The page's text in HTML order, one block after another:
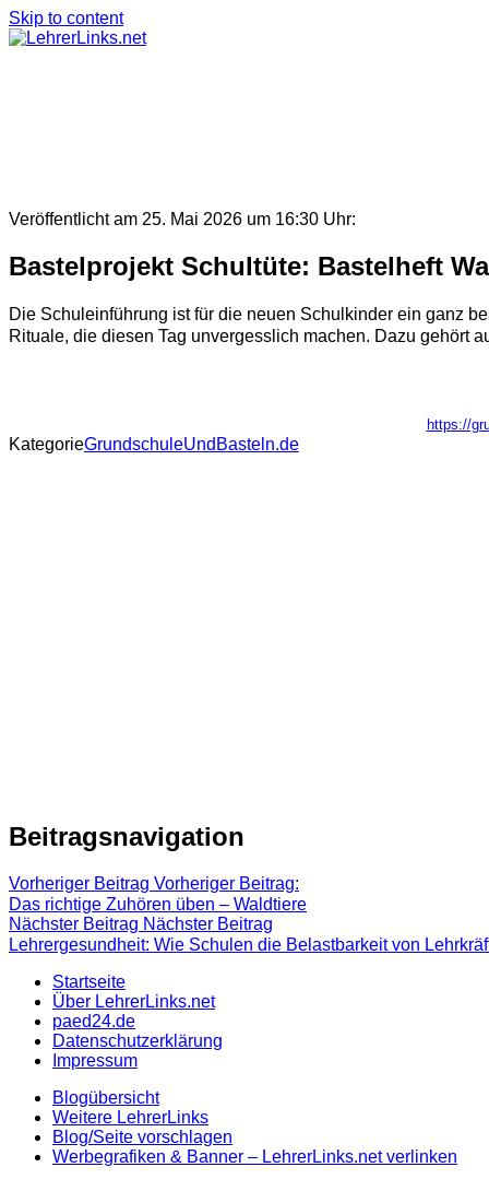
Skip to content
Veröffentlicht am 25. Mai 2026 um 16:30 Uhr:
Bastelprojekt Schultüte: Bastelheft
Die Schuleinführung ist für die neuen Schulkinder ein ganz
Rituale, die diesen Tag unvergesslich machen. Dazu gehört
https://
KategorieGrundschuleUndBasteln.de
Beitragsnavigation
Vorheriger Beitrag Vorheriger Beitrag:
Das richtige Zuhören üben – Waldtiere
Nächster Beitrag Nächster Beitrag
Lehrergesundheit: Wie Schulen die Belastbarkeit von
Startseite
Über LehrerLinks.net
paed24.de
Datenschutzerklärung
Impressum
Blogübersicht
Weitere LehrerLinks
Blog/Seite vorschlagen
Werbegrafiken & Banner – LehrerLinks.net verlinken